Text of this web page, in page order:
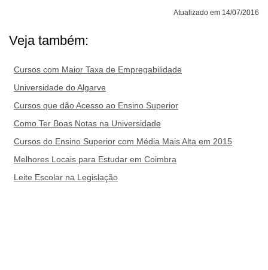
Atualizado em 14/07/2016
Veja também:
Cursos com Maior Taxa de Empregabilidade
Universidade do Algarve
Cursos que dão Acesso ao Ensino Superior
Como Ter Boas Notas na Universidade
Cursos do Ensino Superior com Média Mais Alta em 2015
Melhores Locais para Estudar em Coimbra
Leite Escolar na Legislação